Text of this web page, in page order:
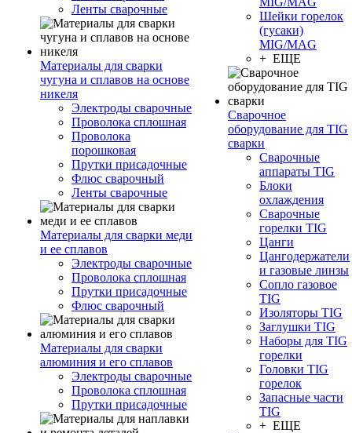
Ленты сварочные
Материалы для сварки
чугуна и сплавов на основе
никеля
Электроды сварочные
Проволока сплошная
Проволока
порошковая
Прутки присадочные
Флюс сварочный
Ленты сварочные
Материалы для сварки меди
и ее сплавов
Электроды сварочные
Проволока сплошная
Прутки присадочные
Флюс сварочный
Материалы для сварки
алюминия и его сплавов
Электроды сварочные
Проволока сплошная
Прутки присадочные
Шейки горелок
(гусаки)
MIG/MAG
+ ЕЩЕ
Сварочное
оборудование для TIG
сварки
Сварочные
аппараты TIG
Блоки
охлаждения
Сварочные
горелки TIG
Цанги
Цангодержатели
и газовые линзы
Сопло газовое
TIG
Изоляторы TIG
Заглушки TIG
Наборы для TIG
горелки
Головки TIG
горелок
Запасные части
TIG
+ ЕЩЕ